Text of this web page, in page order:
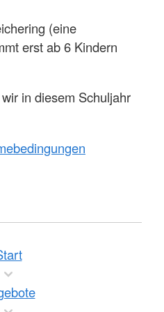
(eine
erst ab 6 Kindern
in diesem Schuljahr